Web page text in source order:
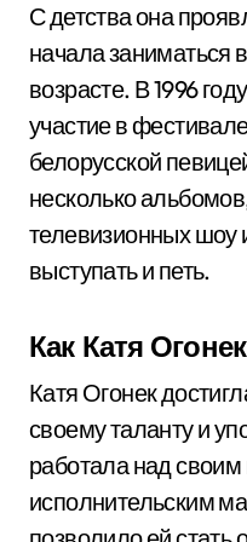
С детства она
начала заниматься
возрасте. В 1996
участие в
белорусской
несколько
телевизионных шоу
выступать и петь.
Как Катя
Катя Огонек
своему таланту и
работала над своим
исполнительским